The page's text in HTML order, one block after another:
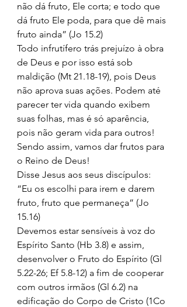
não dá fruto, Ele corta; e todo que
dá fruto Ele poda, para que dê mais
fruto ainda” (Jo 15.2)
Todo infrutífero trás prejuízo à obra
de Deus e por isso está sob
maldição (Mt 21.18-19), pois Deus
não aprova suas ações. Podem até
parecer ter vida quando exibem
suas folhas, mas é só aparência,
pois não geram vida para outros!
Sendo assim, vamos dar frutos para
o Reino de Deus!
Disse Jesus aos seus discípulos:
“Eu os escolhi para irem e darem
fruto, fruto que permaneça” (Jo
15.16)
Devemos estar sensíveis à voz do
Espírito Santo (Hb 3.8) e assim,
desenvolver o Fruto do Espírito (Gl
5.22-26; Ef 5.8-12) a fim de cooperar
com outros irmãos (Gl 6.2) na
edificação do Corpo de Cristo (1Co